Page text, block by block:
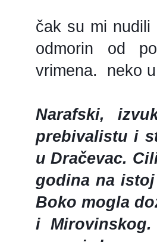
čak su mi
odmorin od
vrimena. neko
Narafski,
prebivalistu i
u Dračevac.
godina na
Boko mogla
i